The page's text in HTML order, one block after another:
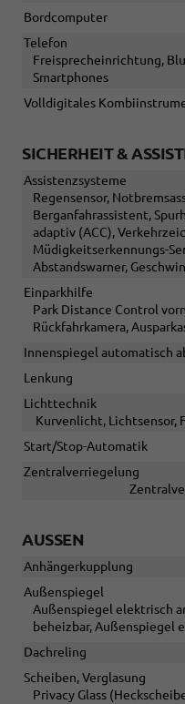
Bordcomputer
Telefon
Freisprecheinrichtung,
Smartphones
Volldigitales
SICHERHEIT &
Assistenzsysteme
Regensensor,
Berganfahrassistent,
adaptiv (ACC),
Müdigkeitserkennungs-
Abstandswarner,
Einparkhilfe
Park Distance Control
Rückfahrkamera,
Innenspiegel automatisch
Lenkung
Lichttechnik
Kurvenlicht, Lichtsensor,
Start/Stop-Automatik
Zentralverriegelung
AUSSEN
Anhängerkupplung
Außenspiegel
Außenspiegel elektrisch
beheizbar, Außenspiegel
Dachreling
Scheiben, Verglasung
Privacy Glass